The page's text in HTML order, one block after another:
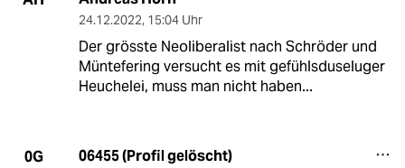
24.12.2022, 15:04 Uhr
Der grösste Neoliberalist nach Schröder und
Müntefering versucht es mit gefühlsduseluger
Heuchelei, muss man nicht haben...
0G 06455 (Profil gelöscht)